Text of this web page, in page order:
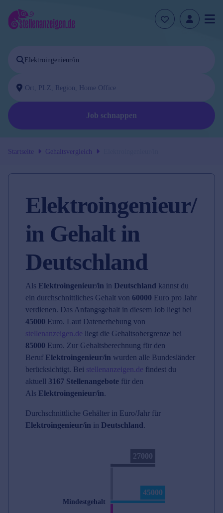
Job schnappen
Startseite Gehaltsvergleich
Elektroingenieur/
in Gehalt in
Deutschland
Als Elektroingenieur/in in Deutschland kannst du
ein durchschnittliches Gehalt von 60000 Euro pro Jahr
verdienen. Das Anfangsgehalt in diesem Job liegt bei
45000 Euro. Laut Datenerhebung von
stellenanzeigen.de liegt die Gehaltsobergrenze bei
85000 Euro. Zur Gehaltsberechnung für den
Beruf Elektroingenieur/in wurden alle Bundesländer
berücksichtigt. Bei stellenanzeigen.de findest du
aktuell 3167 Stellenangebote für den
Als Elektroingenieur/in.
Durchschnittliche Gehälter in Euro/Jahr für
Elektroingenieur/in in Deutschland.
27000
45000
Mindestgehalt